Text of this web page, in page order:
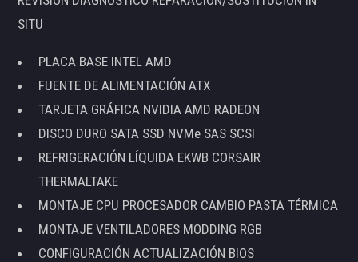
SITU
PLACA BASE INTEL AMD
FUENTE DE ALIMENTACIÓN ATX
TARJETA GRÁFICA NVIDIA AMD RADEON
DISCO DURO SATA SSD NVMe SAS SCSI
REFRIGERACIÓN LÍQUIDA EKWB CORSAIR
THERMALTAKE
MONTAJE CPU PROCESADOR CAMBIO PASTA TÉRMICA
MONTAJE VENTILADORES MODDING RGB
CONFIGURACIÓN ACTUALIZACIÓN BIOS